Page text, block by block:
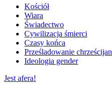
Kościół
Wiara
Świadectwo
Cywilizacja śmierci
Czasy końca
Prześladowanie chrześcijan
Ideologia gender
Jest afera!